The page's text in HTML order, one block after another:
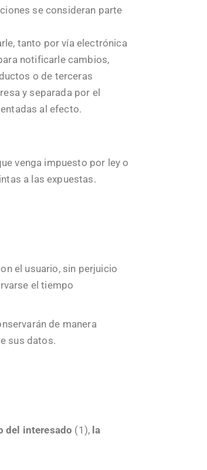
se consideran parte
tanto por vía electrónica
notificarle cambios,
o de terceras
y separada por el
al efecto.
venga impuesto por ley o
a las expuestas.
el usuario, sin perjuicio
el tiempo
de manera
sus datos.
del interesado (1), la